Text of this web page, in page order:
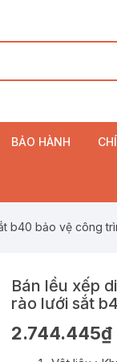
BẢO HÀNH
b40 bảo vệ công
Bán lều xếp
rào lưới sắt
2.744.445₫